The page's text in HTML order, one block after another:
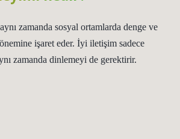
zamanda sosyal ortamlarda denge ve
işaret eder. İyi iletişim sadece
zamanda dinlemeyi de gerektirir.